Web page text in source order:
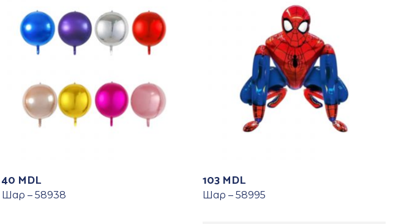
40 MDL
Шар – 58938
103 MDL
Шар – 58995